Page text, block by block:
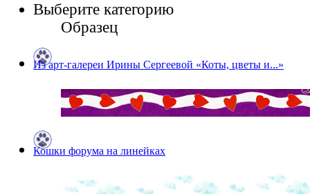
Выберите категорию
Образец
Из арт-галереи Ирины Сергеевой «Коты, цветы и...»
Кошки форума на линейках